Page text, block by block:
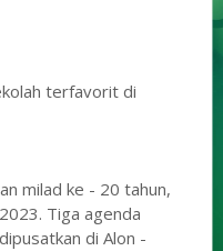
terfavorit di
milad ke - 20 tahun,
Tiga agenda
di Alon -